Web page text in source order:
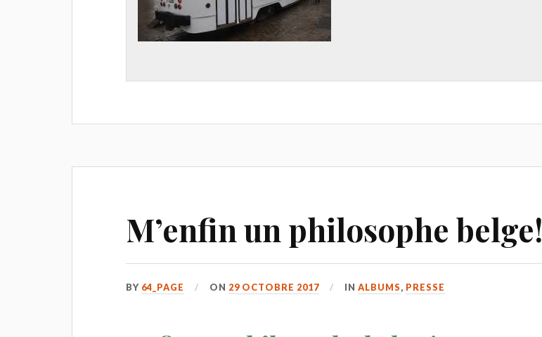
M’enfin un philosophe belge!
BY 64_PAGE ON 29 OCTOBRE 2017 INALBUMS, PRESSE